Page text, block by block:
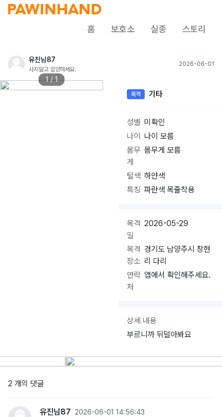
홈 보호소 실종 스토리
유진님87
사지말고 입양하세요.
2026-06-01
1 / 1
목격 기타
성별 미확인
나이
나이 모름
몸무
게
몸무게 모름
털색 하얀색
특징 파란색 목줄착용
목격
일
2026-05-29
목격
장소
경기도 남양주시 창현
리 다리
연락
처
앱에서 확인해주세요.
상세 내용
부르니까 뒤덜아봐요
2 개의 댓글
유진님87 2026-06-01 14:56:43